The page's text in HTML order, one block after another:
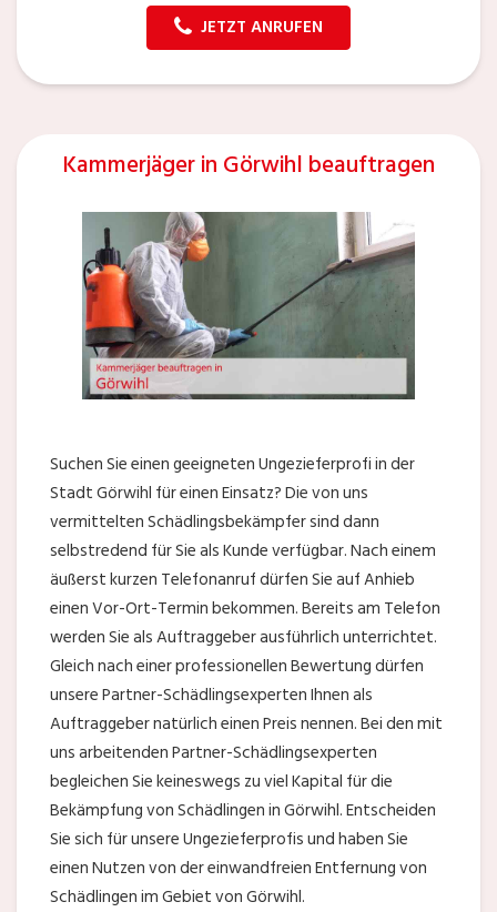
JETZT ANRUFEN
Kammerjäger in Görwihl beauftragen
Suchen Sie einen geeigneten Ungezieferprofi in der
Stadt Görwihl für einen Einsatz? Die von uns
vermittelten Schädlingsbekämpfer sind dann
selbstredend für Sie als Kunde verfügbar. Nach einem
äußerst kurzen Telefonanruf dürfen Sie auf Anhieb
einen Vor-Ort-Termin bekommen. Bereits am Telefon
werden Sie als Auftraggeber ausführlich unterrichtet.
Gleich nach einer professionellen Bewertung dürfen
unsere Partner-Schädlingsexperten Ihnen als
Auftraggeber natürlich einen Preis nennen. Bei den mit
uns arbeitenden Partner-Schädlingsexperten
begleichen Sie keineswegs zu viel Kapital für die
Bekämpfung von Schädlingen in Görwihl. Entscheiden
Sie sich für unsere Ungezieferprofis und haben Sie
einen Nutzen von der einwandfreien Entfernung von
Schädlingen im Gebiet von Görwihl.